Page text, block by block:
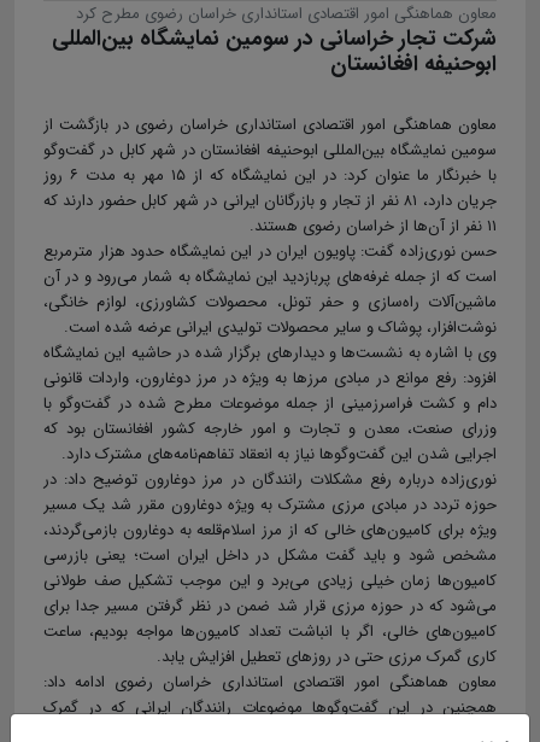
معاون هماهنگی امور اقتصادی استانداری خراسان رضوی مطرح کرد
شرکت تجار خراسانی در سومین نمایشگاه بین‌المللی
ابوحنیفه افغانستان
معاون هماهنگی امور اقتصادی استانداری خراسان رضوی در بازگشت از
سومین نمایشگاه بین‌المللی ابوحنیفه افغانستان در شهر کابل در گفت‌وگو
با خبرنگار ما عنوان کرد: در این نمایشگاه که از ۱۵ مهر به مدت ۶ روز
جریان دارد، ۸۱ نفر از تجار و بازرگانان ایرانی در شهر کابل حضور دارند که
۱۱ نفر از آن‌ها از خراسان رضوی هستند.
حسن نوری‌زاده گفت: پاویون ایران در این نمایشگاه حدود هزار مترمربع
است که از جمله غرفه‌های پربازدید این نمایشگاه به شمار می‌رود و در آن
ماشین‌آلات راه‌سازی و حفر تونل، محصولات کشاورزی، لوازم خانگی،
نوشت‌افزار، پوشاک و سایر محصولات تولیدی ایرانی عرضه شده است.
وی با اشاره به نشست‌ها و دیدارهای برگزار شده در حاشیه این نمایشگاه
افزود: رفع موانع در مبادی مرزها به ویژه در مرز دوغارون، واردات قانونی
دام و کشت فراسرزمینی از جمله موضوعات مطرح شده در گفت‌وگو با
وزرای صنعت، معدن و تجارت و امور خارجه کشور افغانستان بود که
اجرایی شدن این گفت‌وگوها نیاز به انعقاد تفاهم‌نامه‌های مشترک دارد.
نوری‌زاده درباره رفع مشکلات رانندگان در مرز دوغارون توضیح داد: در
حوزه تردد در مبادی مرزی مشترک به‌ ویژه دوغارون مقرر شد یک مسیر
ویژه برای کامیون‌های خالی که از مرز اسلام‌قلعه به دوغارون بازمی‌گردند،
مشخص شود و باید گفت مشکل در داخل ایران است؛ یعنی بازرسی
کامیون‌ها زمان خیلی زیادی می‌برد و این موجب تشکیل صف طولانی
می‌شود که در حوزه مرزی قرار شد ضمن در نظر گرفتن مسیر جدا برای
کامیون‌های خالی، اگر با انباشت تعداد کامیون‌ها مواجه بودیم، ساعت
کاری گمرک مرزی حتی در روزهای تعطیل افزایش یابد.
معاون هماهنگی امور اقتصادی استانداری خراسان رضوی ادامه داد:
همچنین در این گفت‌وگوها موضوعات رانندگان ایرانی که در گمرک